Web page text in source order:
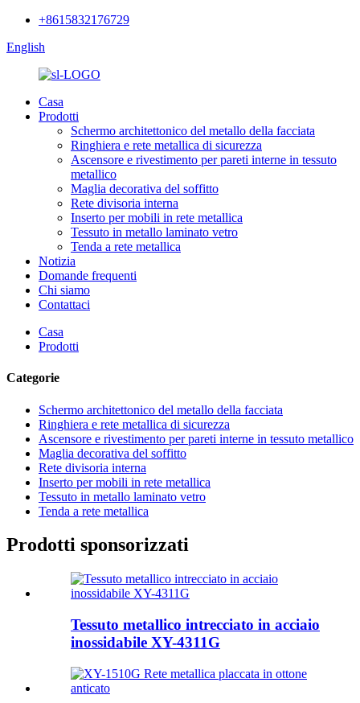
+8615832176729
English
Casa
Prodotti
Schermo architettonico del metallo della facciata
Ringhiera e rete metallica di sicurezza
Ascensore e rivestimento per pareti interne in tessuto
metallico
Maglia decorativa del soffitto
Rete divisoria interna
Inserto per mobili in rete metallica
Tessuto in metallo laminato vetro
Tenda a rete metallica
Notizia
Domande frequenti
Chi siamo
Contattaci
Casa
Prodotti
Categorie
Schermo architettonico del metallo della facciata
Ringhiera e rete metallica di sicurezza
Ascensore e rivestimento per pareti interne in tessuto metallico
Maglia decorativa del soffitto
Rete divisoria interna
Inserto per mobili in rete metallica
Tessuto in metallo laminato vetro
Tenda a rete metallica
Prodotti sponsorizzati
Tessuto metallico intrecciato in acciaio
inossidabile XY-4311G